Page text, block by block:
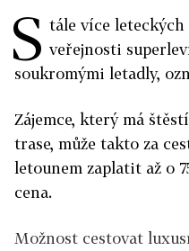
S tále více
veřejnosti
soukromými letadly,
Zájemce, který má
trase, může takto za
letounem zaplatit až o
cena.
Možnost cestovat